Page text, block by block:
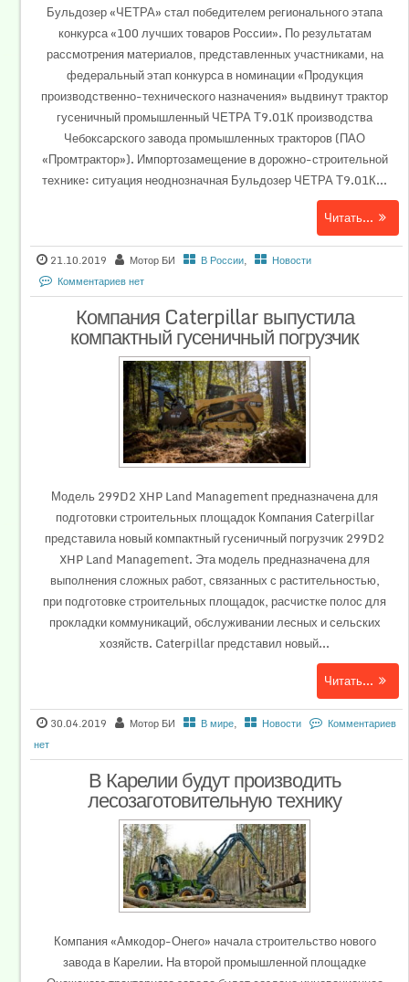
Бульдозер «ЧЕТРА» стал победителем регионального этапа
конкурса «100 лучших товаров России». По результатам
рассмотрения материалов, представленных участниками, на
федеральный этап конкурса в номинации «Продукция
производственно-технического назначения» выдвинут трактор
гусеничный промышленный ЧЕТРА Т9.01К производства
Чебоксарского завода промышленных тракторов (ПАО
«Промтрактор»). Импортозамещение в дорожно-строительной
технике: ситуация неоднозначная Бульдозер ЧЕТРА Т9.01К...
Читать...
21.10.2019 Мотор БИ В России,
Новости
Комментариев нет
Компания Caterpillar выпустила
компактный гусеничный погрузчик
Модель 299D2 XHP Land Management предназначена для
подготовки строительных площадок Компания Caterpillar
представила новый компактный гусеничный погрузчик 299D2
XHP Land Management. Эта модель предназначена для
выполнения сложных работ, связанных с растительностью,
при подготовке строительных площадок, расчистке полос для
прокладки коммуникаций, обслуживании лесных и сельских
хозяйств. Caterpillar представил новый...
Читать...
30.04.2019 Мотор БИ В мире, Новости
Комментариев
нет
В Карелии будут производить
лесозаготовительную технику
Компания «Амкодор-Онего» начала строительство нового
завода в Карелии. На второй промышленной площадке